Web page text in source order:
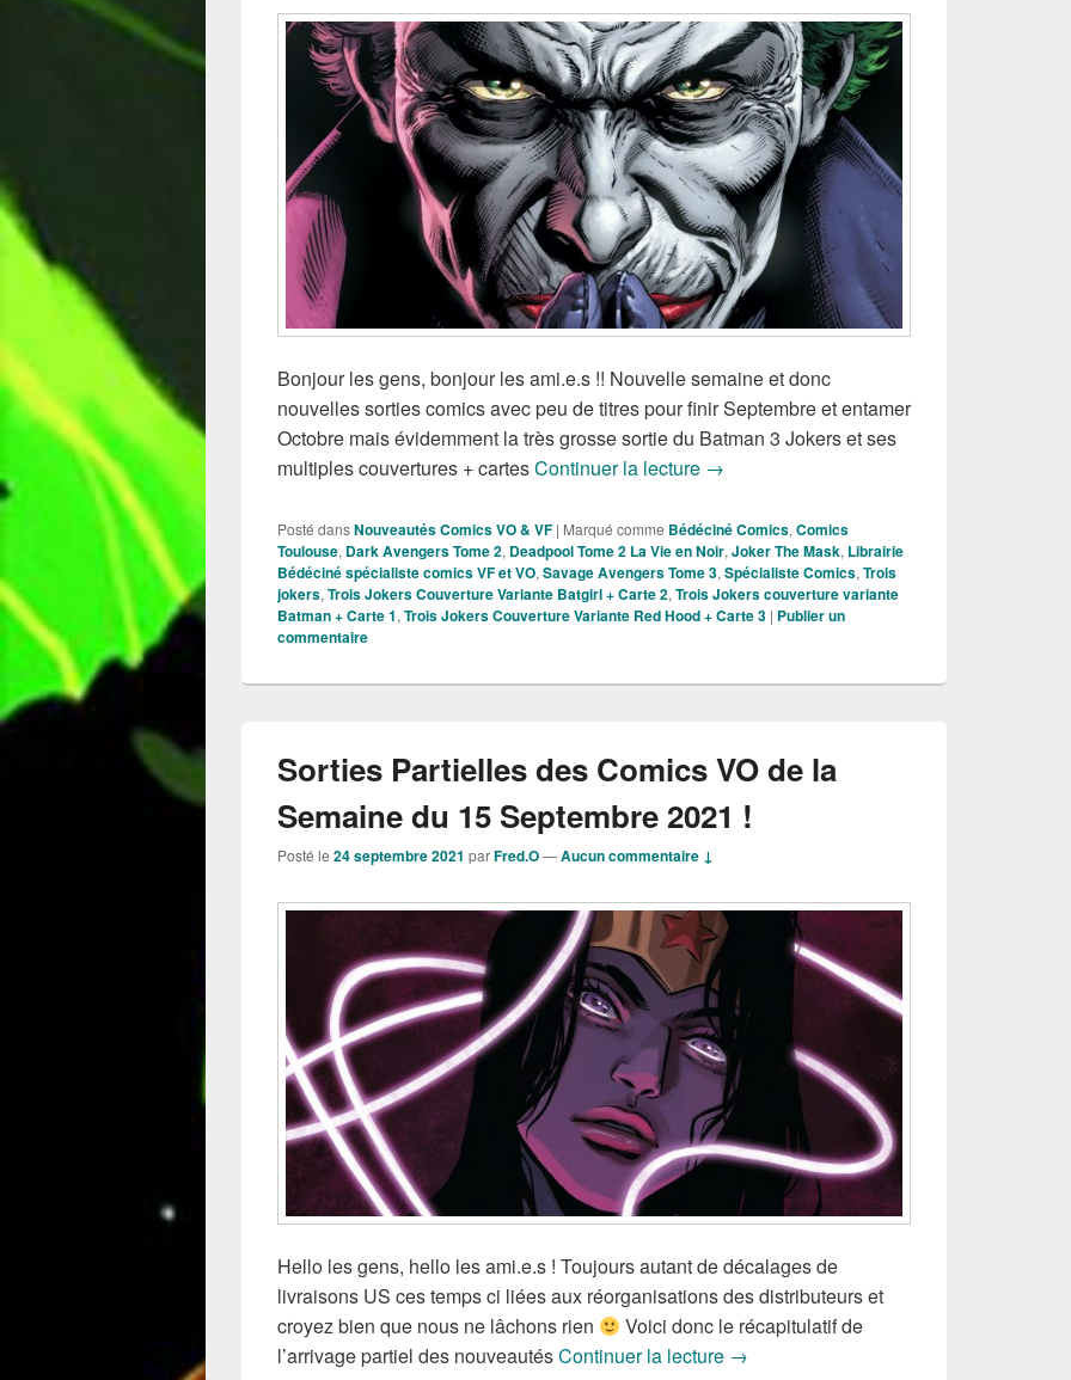
Bonjour les gens, bonjour les ami.e.s !! Nouvelle semaine et donc
nouvelles sorties comics avec peu de titres pour finir Septembre et entamer
Octobre mais évidemment la très grosse sortie du Batman 3 Jokers et ses
multiples couvertures + cartesContinuer la lecture Sorties des Comics VF de la Semaine du
→
Posté dansNouveautés Comics VO & VF | Marqué comme Bédéciné Comics, Comics
Toulouse, Dark Avengers Tome 2, Deadpool Tome 2 La Vie en Noir, Joker The Mask, Librairie
Bédéciné spécialiste comics VF et VO, Savage Avengers Tome 3, Spécialiste Comics, Trois
jokers, Trois Jokers Couverture Variante Batgirl + Carte 2, Trois Jokers couverture variante
Batman + Carte 1, Trois Jokers Couverture Variante Red Hood + Carte 3 | Publier un
commentaire
Sorties Partielles des Comics VO de la
Semaine du 15 Septembre 2021 !
Posté le 24 septembre 2021 parFred.O—Aucun commentaire ↓
Hello les gens, hello les ami.e.s ! Toujours autant de décalages de
livraisons US ces temps ci liées aux réorganisations des distributeurs et
croyez bien que nous ne lâchons rien
Voici donc le récapitulatif de
l’arrivage partiel des nouveautésContinuer la lecture Sorties Partielles des Comics VO de la
→